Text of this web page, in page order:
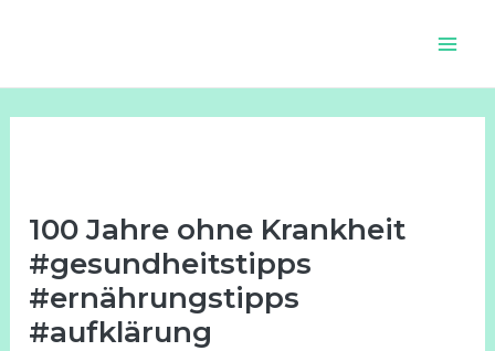
100 Jahre ohne Krankheit
#gesundheitstipps
#ernährungstipps
#aufklärung